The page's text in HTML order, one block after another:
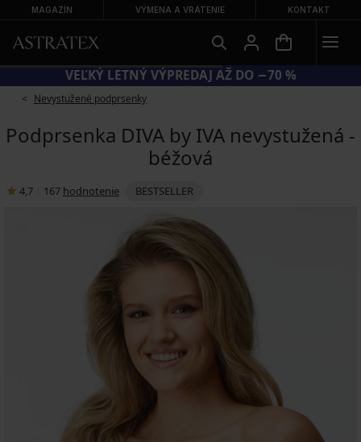
MAGAZÍN VÝMENA A VRÁTENIE KONTAKT
VEĽKÝ LETNÝ VÝPREDAJ AŽ DO −70 %
Nevystužené podprsenky
Podprsenka DIVA by IVA nevystužená -
béžová
4,7 167 hodnotenie BESTSELLER